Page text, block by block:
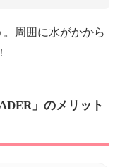
周囲に水がかから
」のメリット